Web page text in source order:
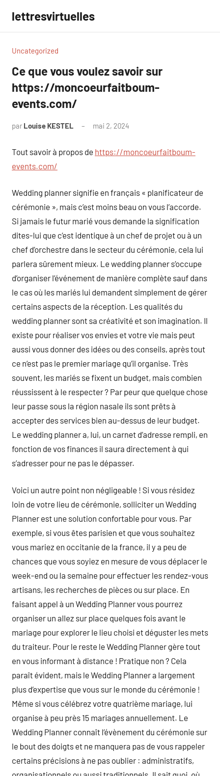
contenu
lettresvirtuelles
Uncategorized
Ce que vous voulez savoir sur
https://moncoeurfaitboum-
events.com/
par Louise KESTEL mai 2, 2024
Tout savoir à propos de https://moncoeurfaitboum-
events.com/
Wedding planner signifie en français « planificateur de
cérémonie », mais c’est moins beau on vous l’accorde.
Si jamais le futur marié vous demande la signification
dites-lui que c’est identique à un chef de projet ou à un
chef d’orchestre dans le secteur du cérémonie, cela lui
parlera sûrement mieux. Le wedding planner s’occupe
d’organiser l’événement de manière complète sauf dans
le cas où les mariés lui demandent simplement de gérer
certains aspects de la réception. Les qualités du
wedding planner sont sa créativité et son imagination. Il
existe pour réaliser vos envies et votre vie mais peut
aussi vous donner des idées ou des conseils, après tout
ce n’est pas le premier mariage qu’il organise. Très
souvent, les mariés se fixent un budget, mais combien
réussissent à le respecter ? Par peur que quelque chose
leur passe sous la région nasale ils sont prêts à
accepter des services bien au-dessus de leur budget.
Le wedding planner a, lui, un carnet d’adresse rempli, en
fonction de vos finances il saura directement à qui
s’adresser pour ne pas le dépasser.
Voici un autre point non négligeable ! Si vous résidez
loin de votre lieu de cérémonie, solliciter un Wedding
Planner est une solution confortable pour vous. Par
exemple, si vous êtes parisien et que vous souhaitez
vous mariez en occitanie de la france, il y a peu de
chances que vous soyiez en mesure de vous déplacer le
week-end ou la semaine pour effectuer les rendez-vous
artisans, les recherches de pièces ou sur place. En
faisant appel à un Wedding Planner vous pourrez
organiser un allez sur place quelques fois avant le
mariage pour explorer le lieu choisi et déguster les mets
du traiteur. Pour le reste le Wedding Planner gère tout
en vous informant à distance ! Pratique non ? Cela
paraît évident, mais le Wedding Planner a largement
plus d’expertise que vous sur le monde du cérémonie !
Même si vous célébrez votre quatrième mariage, lui
organise à peu près 15 mariages annuellement. Le
Wedding Planner connaît l’évènement du cérémonie sur
le bout des doigts et ne manquera pas de vous rappeler
certains précisions à ne pas oublier : administratifs,